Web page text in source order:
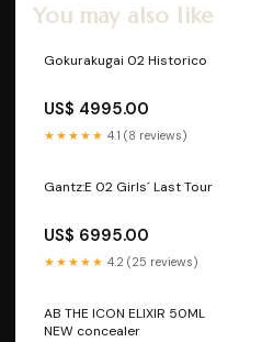
You may also like
Gokurakugai 02 Historico
US$ 4995.00
★★★★★ 4.1 (8 reviews)
Gantz:E 02 Girls´ Last Tour
US$ 6995.00
★★★★★ 4.2 (25 reviews)
AB THE ICON ELIXIR 50ML
NEW concealer